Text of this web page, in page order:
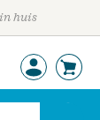
huis